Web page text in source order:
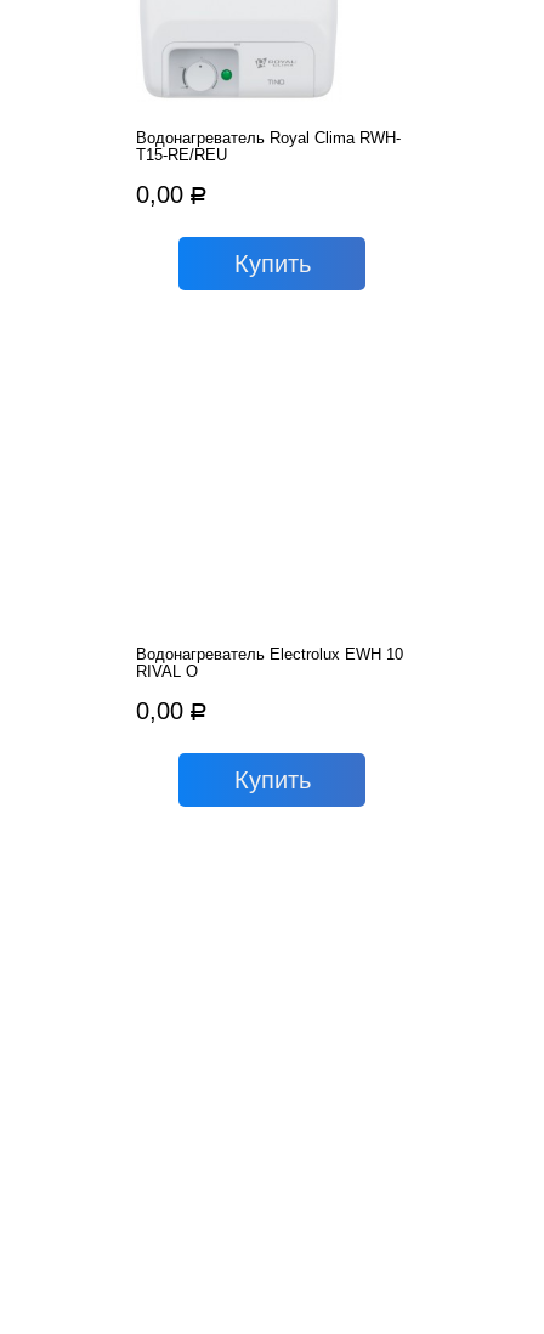
Вoдонагреватель Royal Clima RWH-
T15-RE/REU
0,00
Водонагреватель Electrolux EWH 10
RIVAL O
0,00